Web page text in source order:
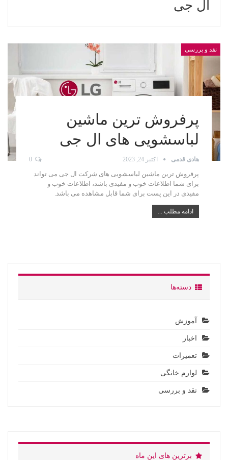
ال جی
نقد و بررسی
پرفروش ترین ماشین
لباسشویی های ال جی
هادی قدمی اکتبر 24, 2023 0
پرفروش ترین ماشین لباسشویی های شرکت ال جی می تواند
برای شما اطلاعات خوب و مفیدی باشد، اطلاعات خوب و
مفیدی در این پست برای شما قابل مشاهده می باشد.
ادامه مطلب ...
دسته‌ها
آموزش
اخبار
تعمیرات
لوارم خانگی
نقد و بررسی
برترین های این ماه